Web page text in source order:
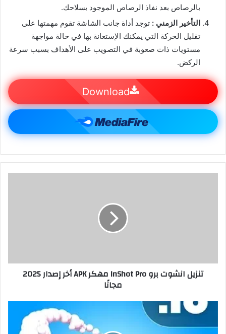
بالرصاص بعد نفاذ الرصاص الموجود بسلاحك.
التأخير الزمني : توجد أداة جانب الشاشة تقوم مهمتها على
تقليل الحركة التي يمكنك الإستعانة بها في حالة مواجهة
مستويات ذات صعوبة في التصويب على الأهداف بسبب سرعة
الركض.
Download
تنزيل انشوت برو InShot Pro مهكر APK أخر إصدار 2025
مجانًا